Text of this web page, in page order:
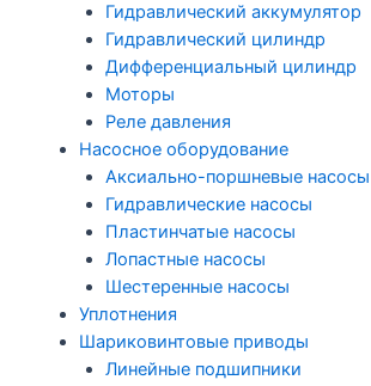
Гидравлический аккумулятор
Гидравлический цилиндр
Дифференциальный цилиндр
Моторы
Реле давления
Насосное оборудование
Аксиально-поршневые насосы
Гидравлические насосы
Пластинчатые насосы
Лопастные насосы
Шестеренные насосы
Уплотнения
Шариковинтовые приводы
Линейные подшипники